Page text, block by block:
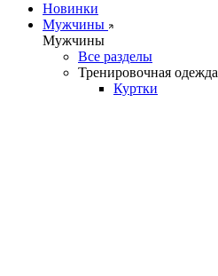
Новинки
Мужчины
Мужчины
Все разделы
Тренировочная одежда
Куртки